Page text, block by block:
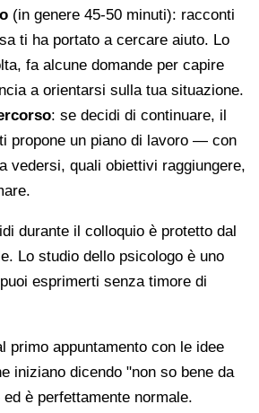
(in genere 45-50 minuti): racconti
ti ha portato a cercare aiuto. Lo
fa alcune domande per capire
a orientarsi sulla tua situazione.
: se decidi di continuare, il
propone un piano di lavoro — con
vedersi, quali obiettivi raggiungere,
durante il colloquio è protetto dal
Lo studio dello psicologo è uno
esprimerti senza timore di
primo appuntamento con le idee
iniziano dicendo "non so bene da
è perfettamente normale.